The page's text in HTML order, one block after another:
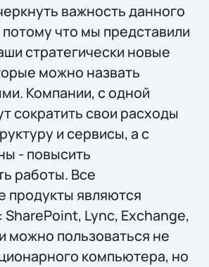
важность данного
что мы представили
стратегически новые
можно назвать
Компании, с одной
сократить свои расходы
и сервисы, а с
- повысить
работы. Все
продукты являются
Lync, Exchange,
можно пользоваться не
компьютера, но